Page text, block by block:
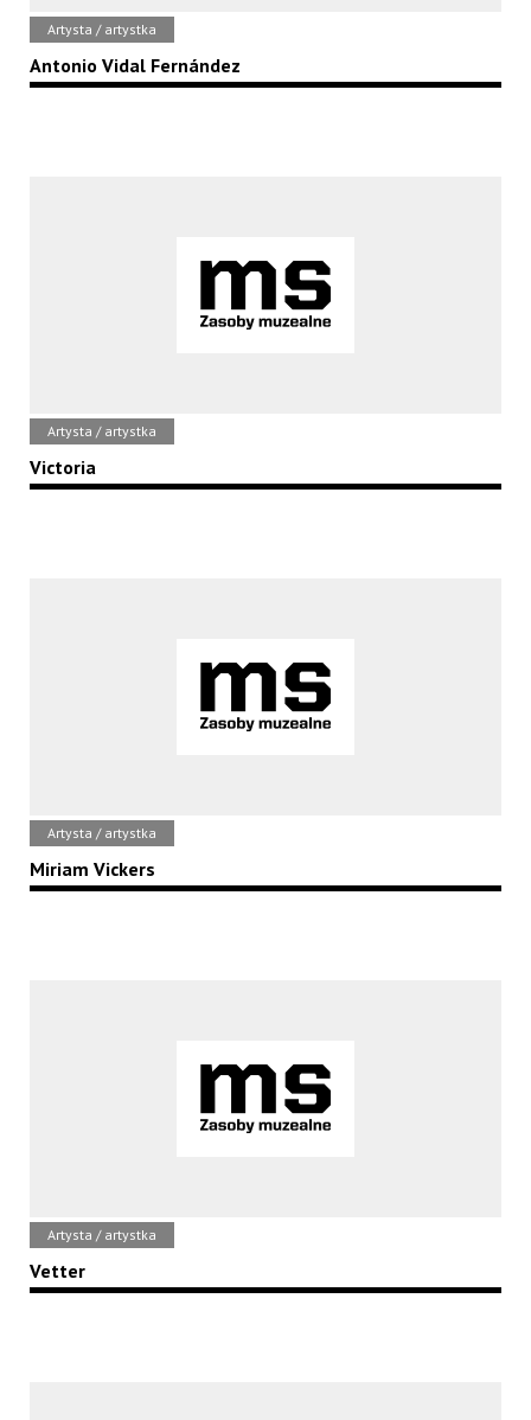
Artysta / artystka
Antonio Vidal Fernández
Artysta / artystka
Victoria
Artysta / artystka
Miriam Vickers
Artysta / artystka
Vetter